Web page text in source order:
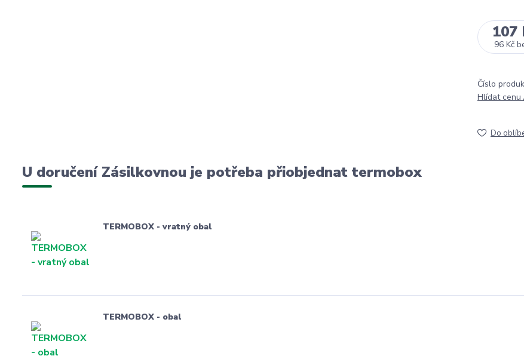
107
96 Kč
Číslo
Hlídat cenu
Do
U doručení Zásilkovnou je potřeba přiobjednat termobox
TERMOBOX - vratný obal
TERMOBOX - obal